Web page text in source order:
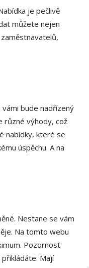
je pečlivě
můžete nejen
bude nadřízený
různé výhody, což
nabídky, které se
úspěchu. A na
Nestane se vám
Na tomto webu
Pozornost
Mají